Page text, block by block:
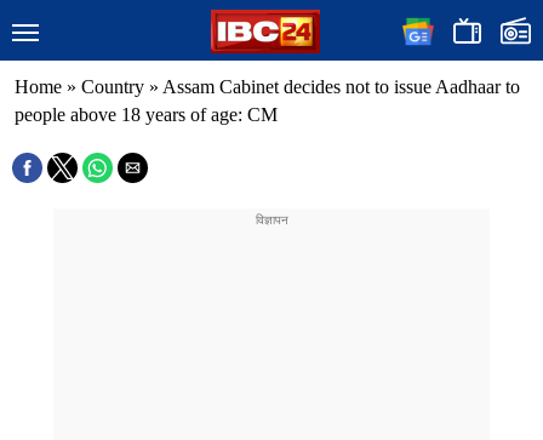
Home » Country » Assam Cabinet decides not to issue Aadhaar to
people above 18 years of age: CM